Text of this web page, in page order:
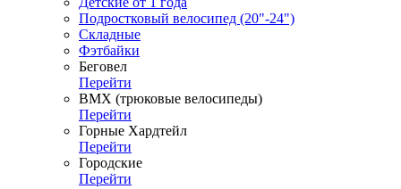
Подростковый велосипед (20"-24")
Складные
Фэтбайки
Беговел
Перейти
ВМХ (трюковые велосипеды)
Перейти
Горные Хардтейл
Перейти
Городские
Перейти